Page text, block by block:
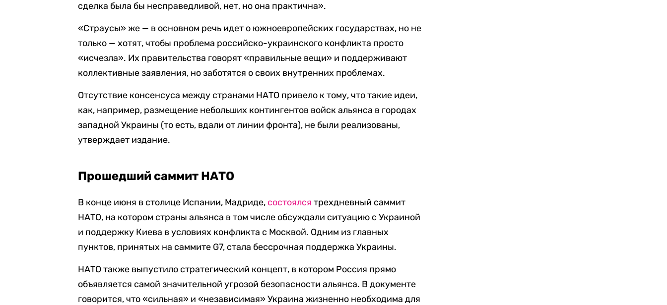
сделка была бы несправедливой, нет, но она практична».
«Страусы» же — в основном речь идет о южноевропейских государствах, но не
только — хотят, чтобы проблема российско-украинского конфликта просто
«исчезла». Их правительства говорят «правильные вещи» и поддерживают
коллективные заявления, но заботятся о своих внутренних проблемах.
Отсутствие консенсуса между странами НАТО привело к тому, что такие идеи,
как, например, размещение небольших контингентов войск альянса в городах
западной Украины (то есть, вдали от линии фронта), не были реализованы,
утверждает издание.
Прошедший саммит НАТО
В конце июня в столице Испании, Мадриде, состоялся трехдневный саммит
НАТО, на котором страны альянса в том числе обсуждали ситуацию с Украиной
и поддержку Киева в условиях конфликта с Москвой. Одним из главных
пунктов, принятых на саммите G7, стала бессрочная поддержка Украины.
НАТО также выпустило стратегический концепт, в котором Россия прямо
объявляется самой значительной угрозой безопасности альянса. В документе
говорится, что «сильная» и «независимая» Украина жизненно необходима для